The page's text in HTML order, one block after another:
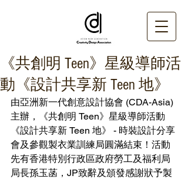
《共創明 Teen》星級導師活
動《設計共享新 Teen 地》
由亞洲新一代創意設計協會 (CDA-Asia)
主辦，《共創明 Teen》星級導師活動
《設計共享新 Teen 地》 - 時裝設計分享
會及參觀製衣業訓練局圓滿結束！活動
先有香港特別行政區政府勞工及福利局
局長孫玉菡，JP致辭及頒發感謝狀予製